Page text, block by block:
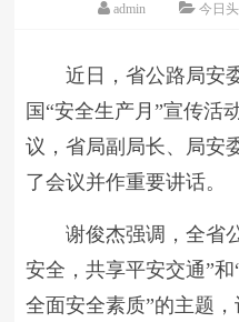
admin 今日
近日，省公路局安委
国“安全生产月”宣传活
议，省局副局长、局安
了会议并作重要讲话。
谢俊杰强调，全省公
安全，共享平安交通”
全面安全素质”的主题